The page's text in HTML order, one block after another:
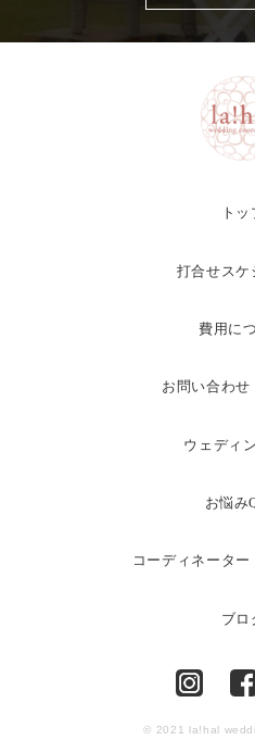
トッ
打合せスケ
費用に
お問い合わせ
ウェディ
お悩み
コーディネータ
ブロ
© 2021 la!hal